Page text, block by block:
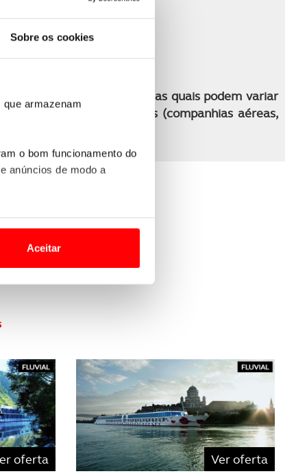
Sobre os cookies
armazenam
o bom funcionamento do
anúncios de modo a
lhe proporcionar
com o seu
sua experiência de
Aceitar
para o período indicado, as quais podem variar
com os fornecedores (companhias aéreas,
oferta Ver oferta